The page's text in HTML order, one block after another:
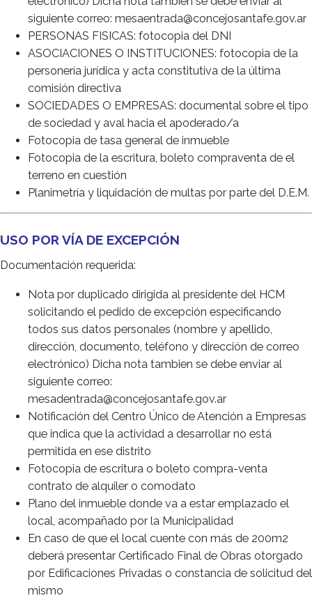
siguiente correo: mesaentrada@concejosantafe.gov.ar
PERSONAS FISICAS: fotocopia del DNI
ASOCIACIONES O INSTITUCIONES: fotocopia de la
personería jurídica y acta constitutiva de la última
comisión directiva
SOCIEDADES O EMPRESAS: documental sobre el tipo
de sociedad y aval hacia el apoderado/a
Fotocopia de tasa general de inmueble
Fotocopia de la escritura, boleto compraventa de el
terreno en cuestión
Planimetría y liquidación de multas por parte del D.E.M.
USO POR VÍA DE EXCEPCIÓN
Documentación requerida:
Nota por duplicado dirigida al presidente del HCM
solicitando el pedido de excepción especificando
todos sus datos personales (nombre y apellido,
dirección, documento, teléfono y dirección de correo
electrónico) Dicha nota tambien se debe enviar al
siguiente correo:
mesadentrada@concejosantafe.gov.ar
Notificación del Centro Único de Atención a Empresas
que indica que la actividad a desarrollar no está
permitida en ese distrito
Fotocopia de escritura o boleto compra-venta
contrato de alquiler o comodato
Plano del inmueble donde va a estar emplazado el
local, acompañado por la Municipalidad
En caso de que el local cuente con más de 200m2
deberá presentar Certificado Final de Obras otorgado
por Edificaciones Privadas o constancia de solicitud del
mismo